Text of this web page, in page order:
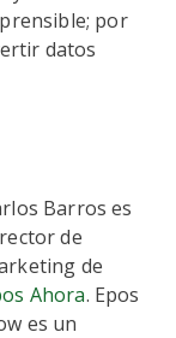
por
datos
Barros es
de
de
Ahora. Epos
es un